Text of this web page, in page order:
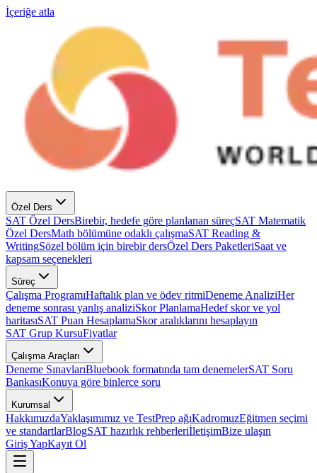
İçeriğe atla
Özel Ders
SAT Özel DersBirebir, hedefe göre planlanan süreçSAT Matematik
Özel DersMath bölümüne odaklı çalışmaSAT Reading &
WritingSözel bölüm için birebir dersÖzel Ders PaketleriSaat ve
kapsam seçenekleri
Süreç
Çalışma ProgramıHaftalık plan ve ödev ritmiDeneme AnaliziHer
deneme sonrası yanlış analiziSkor PlanlamaHedef skor ve yol
haritasıSAT Puan HesaplamaSkor aralıklarını hesaplayın
SAT Grup KursuFiyatlar
Çalışma Araçları
Deneme SınavlarıBluebook formatında tam denemelerSAT Soru
BankasıKonuya göre binlerce soru
Kurumsal
HakkımızdaYaklaşımımız ve TestPrep ağıKadromuzEğitmen seçimi
ve standartlarBlogSAT hazırlık rehberleriİletişimBize ulaşın
Giriş YapKayıt Ol